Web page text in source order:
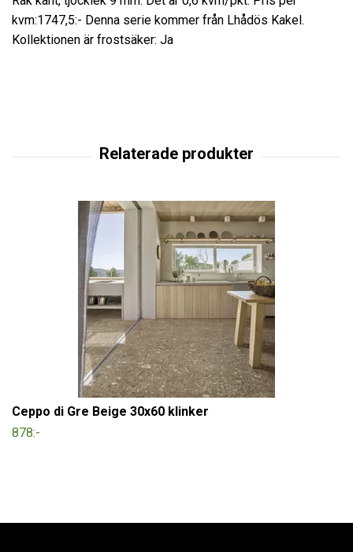
kvm:1747,5:- Denna serie kommer från Lhådös Kakel.
Kollektionen är frostsäker: Ja
Ceppo di Gre Beige 30x60 klinker
878:-